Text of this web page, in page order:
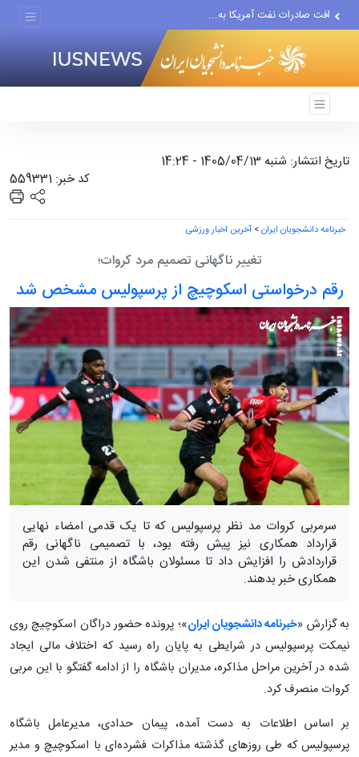
افت صادرات نفت آمریکا به...
حادثه امنیتی دریایی در جنوب...
تاریخ انتشار: شنبه 1405/04/13 - 14:24
کد خبر: 559331
خبرنامه دانشجویان ایران> آخرین اخبار ورزشی
تغییر ناگهانی تصمیم مرد کروات؛
رقم درخواستی اسکوچیچ از پرسپولیس مشخص شد
سرمربی کروات مد نظر پرسپولیس که تا یک قدمی امضاء نهایی
قرارداد همکاری نیز پیش رفته بود، با تصمیمی ناگهانی رقم
قراردادش را افزایش داد تا مسئولان باشگاه از منتفی شدن این
همکاری خبر بدهند.
به گزارش «خبرنامه دانشجویان ایران»؛ پرونده حضور دراگان اسکوچیچ روی
نیمکت پرسپولیس در شرایطی به پایان راه رسید که اختلاف مالی ایجاد
شده در آخرین مراحل مذاکره، مدیران باشگاه را از ادامه گفتگو با این مربی
کروات منصرف کرد.
بر اساس اطلاعات به دست آمده، پیمان حدادی، مدیرعامل باشگاه
پرسپولیس که طی روزهای گذشته مذاکرات فشرده‌ای با اسکوچیچ و مدیر